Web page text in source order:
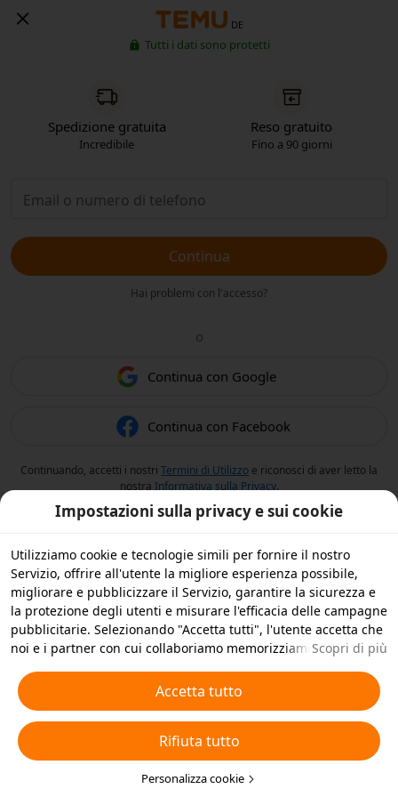
DE
Tutti i dati sono protetti
Spedizione gratuita
Incredibile
Reso gratuito
Fino a 90 giorni
Continua
Hai problemi con l'accesso?
o
Continua con Google
Continua con Facebook
Continuando, accetti i nostri Termini di Utilizzo e riconosci di aver letto la
nostra Informativa sulla Privacy.
Impostazioni sulla privacy e sui cookie
Utilizziamo cookie e tecnologie simili per fornire il nostro
Servizio, offrire all'utente la migliore esperienza possibile,
migliorare e pubblicizzare il Servizio, garantire la sicurezza e
la protezione degli utenti e misurare l'efficacia delle campagne
pubblicitarie. Selezionando "Accetta tutti", l'utente accetta che
noi e i partner con cui collaboriamo memorizziamo cookie e
pubblicitari. L'utente può anche selezionare "Rifiuta tutti" per i
cookie non essenziali, oppure scegliere quali tipi di cookie
accettare o disattivare cliccando su "Personalizza cookie" qui
sotto o in qualsiasi momento nelle impostazioni sulla privacy.
Per ulteriori informazioni, visualizza la nostraInformativa sui
Cookie e sulle Tecnologie Simili.
Scopri di più
Accetta tutto
Rifiuta tutto
Personalizza cookie